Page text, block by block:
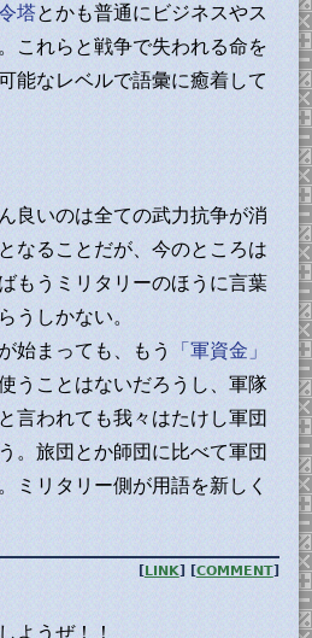
塔とかも普通にビジネスやス
これらと戦争で失われる命を
能なレベルで語彙に癒着して
良いのは全ての武力抗争が消
なることだが、今のところは
もうミリタリーのほうに言葉
うしかない。
始まっても、もう
「軍資金」
うことはないだろうし、軍隊
と言われても我々はたけし軍団
。旅団とか師団に比べて軍団
ミリタリー側が用語を新しく
[LINK ] [COMMENT]
ようぜ！！